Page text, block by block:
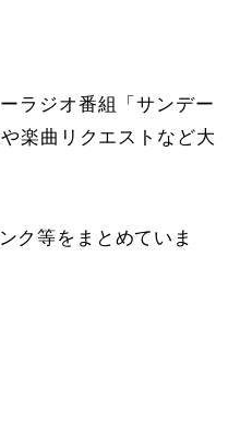
ラジオ番組「サンデー
楽曲リクエストなど大
ク等をまとめていま